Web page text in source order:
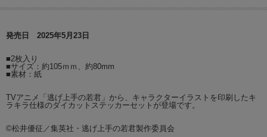
発売日 2025年5月23日
■2枚入り
■サイズ：約105ｍｍ、約80mm
■素材：紙
TVアニメ「逃げ上手の若君」から、キャラクターイラストを印刷したキ
ラキラ仕様のダイカットステッカーセットが登場です。
©松井優征／集英社・逃げ上手の若君製作委員会